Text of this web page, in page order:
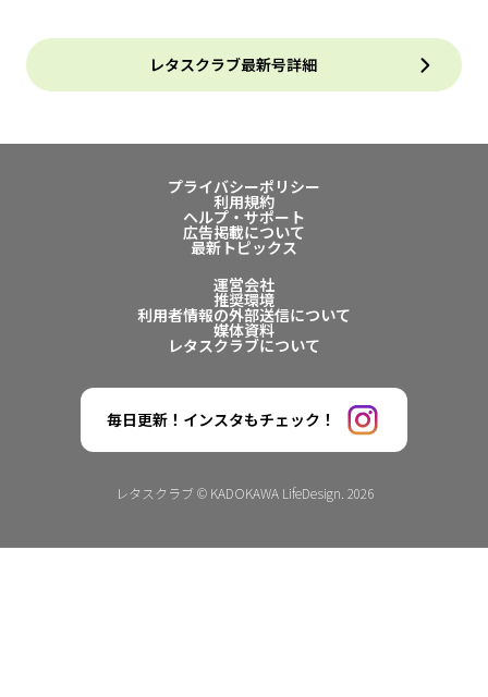
レタスクラブ最新号詳細
プライバシーポリシー
利用規約
ヘルプ・サポート
広告掲載について
最新トピックス
運営会社
推奨環境
利用者情報の外部送信について
媒体資料
レタスクラブについて
毎日更新！インスタもチェック！
レタスクラブ © KADOKAWA LifeDesign. 2026